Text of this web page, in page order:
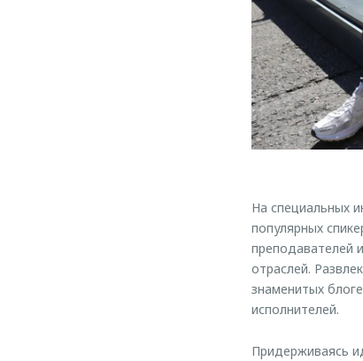
На специальных
популярных
преподавателей
отраслей.
знаменитых
исполнителей.
Придерживаясь